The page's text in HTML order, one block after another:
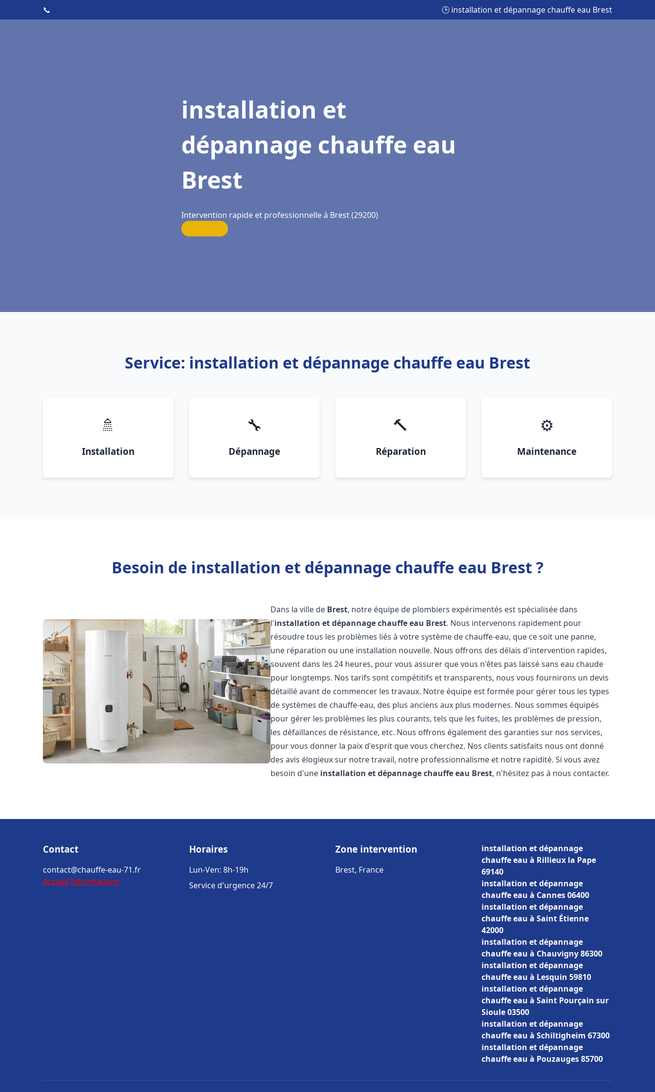
📞 🕒 installation et dépannage chauffe eau Brest
installation et
dépannage chauffe eau
Brest
Intervention rapide et professionnelle à Brest (29200)
Service: installation et dépannage chauffe eau Brest
🚿
Installation
🔧
Dépannage
🔨
Réparation
⚙️
Maintenance
Besoin de installation et dépannage chauffe eau Brest ?
Dans la ville de Brest, notre équipe de plombiers expérimentés est spécialisée dans
l'installation et dépannage chauffe eau Brest. Nous intervenons rapidement pour
résoudre tous les problèmes liés à votre système de chauffe-eau, que ce soit une panne,
une réparation ou une installation nouvelle. Nous offrons des délais d'intervention rapides,
souvent dans les 24 heures, pour vous assurer que vous n'êtes pas laissé sans eau chaude
pour longtemps. Nos tarifs sont compétitifs et transparents, nous vous fournirons un devis
détaillé avant de commencer les travaux. Notre équipe est formée pour gérer tous les types
de systèmes de chauffe-eau, des plus anciens aux plus modernes. Nous sommes équipés
pour gérer les problèmes les plus courants, tels que les fuites, les problèmes de pression,
les défaillances de résistance, etc. Nous offrons également des garanties sur nos services,
pour vous donner la paix d'esprit que vous cherchez. Nos clients satisfaits nous ont donné
des avis élogieux sur notre travail, notre professionnalisme et notre rapidité. Si vous avez
besoin d'une installation et dépannage chauffe eau Brest, n'hésitez pas à nous contacter.
Contact
contact@chauffe-eau-71.fr
Accueil Informations
Horaires
Lun-Ven: 8h-19h
Service d'urgence 24/7
Zone intervention
Brest, France
installation et dépannage
chauffe eau à Rillieux la Pape
69140
installation et dépannage
chauffe eau à Cannes 06400
installation et dépannage
chauffe eau à Saint Étienne
42000
installation et dépannage
chauffe eau à Chauvigny 86300
installation et dépannage
chauffe eau à Lesquin 59810
installation et dépannage
chauffe eau à Saint Pourçain sur
Sioule 03500
installation et dépannage
chauffe eau à Schiltigheim 67300
installation et dépannage
chauffe eau à Pouzauges 85700